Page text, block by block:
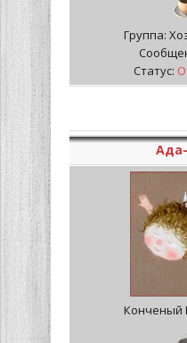
Группа:
Статус:
Конченый